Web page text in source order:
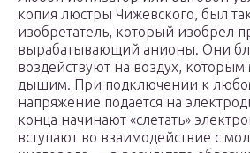
копия люстры Чижевского, был
изобретатель, который изобрел
вырабатывающий анионы. Они
воздействуют на воздух,
дышим. При подключении к
напряжение подается на
конца начинают «слетать»
вступают во взаимодействие с